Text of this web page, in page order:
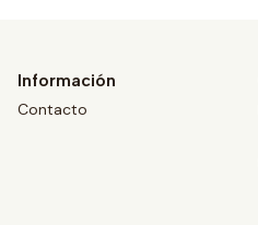
Información
Contacto